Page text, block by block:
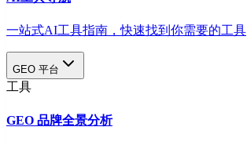
一站式AI工具指南，快速找到你需要的工具
GEO 平台
工具
GEO 品牌全景分析